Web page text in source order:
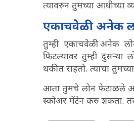
त्यावरुन तुमच्या आधीच्या
एकाचवेळी अनेक
तुम्ही एकाचवेळी अनेक
फिटल्यावर तुम्ही दुसऱ्या
थकीत राहतो. त्याचा
आता तुमचे लोन फेटाळले
स्कोअर मेंटेन करु शकता.